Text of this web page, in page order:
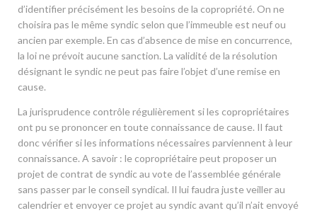
d’identifier précisément les besoins de la copropriété. On ne
choisira pas le même syndic selon que l’immeuble est neuf ou
ancien par exemple. En cas d’absence de mise en concurrence,
la loi ne prévoit aucune sanction. La validité de la résolution
désignant le syndic ne peut pas faire l’objet d’une remise en
cause.
La jurisprudence contrôle régulièrement si les copropriétaires
ont pu se prononcer en toute connaissance de cause. Il faut
donc vérifier si les informations nécessaires parviennent à leur
connaissance. A savoir : le copropriétaire peut proposer un
projet de contrat de syndic au vote de l’assemblée générale
sans passer par le conseil syndical. Il lui faudra juste veiller au
calendrier et envoyer ce projet au syndic avant qu’il n’ait envoyé